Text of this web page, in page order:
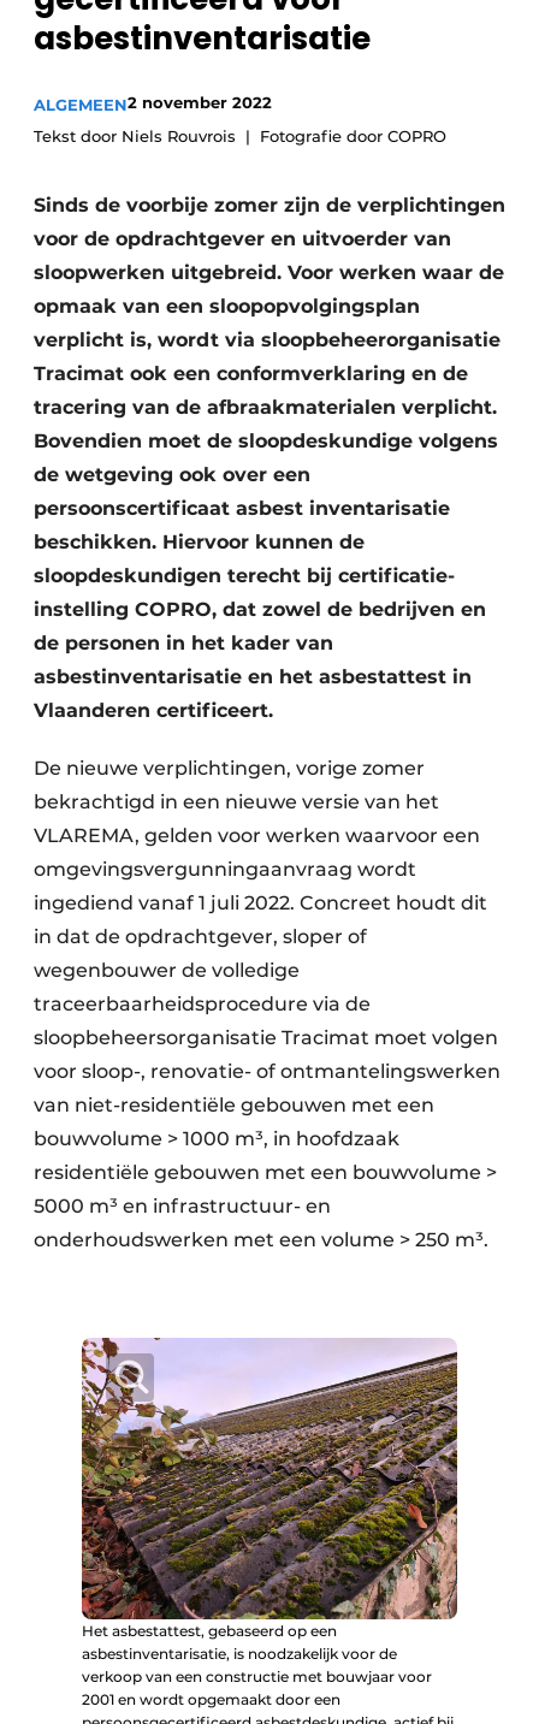
Vacatures
asbestinventarisatie
ALGEMEEN2 november 2022
Tekst door Niels Rouvrois
Fotografie door COPRO
Sinds de voorbije zomer zijn de verplichtingen
voor de opdrachtgever en uitvoerder van
sloopwerken uitgebreid. Voor werken waar de
opmaak van een sloopopvolgingsplan
verplicht is, wordt via sloopbeheerorganisatie
Tracimat ook een conformverklaring en de
tracering van de afbraakmaterialen verplicht.
Bovendien moet de sloopdeskundige volgens
de wetgeving ook over een
persoonscertificaat asbest inventarisatie
beschikken. Hiervoor kunnen de
sloopdeskundigen terecht bij certificatie-
instelling COPRO, dat zowel de bedrijven en
de personen in het kader van
asbestinventarisatie en het asbestattest in
Vlaanderen certificeert.
De nieuwe verplichtingen, vorige zomer
bekrachtigd in een nieuwe versie van het
VLAREMA, gelden voor werken waarvoor een
omgevingsvergunningaanvraag wordt
ingediend vanaf 1 juli 2022. Concreet houdt dit
in dat de opdrachtgever, sloper of
wegenbouwer de volledige
traceerbaarheidsprocedure via de
sloopbeheersorganisatie Tracimat moet volgen
voor sloop-, renovatie- of ontmantelingswerken
van niet-residentiële gebouwen met een
bouwvolume > 1000 m³, in hoofdzaak
residentiële gebouwen met een bouwvolume >
5000 m³ en infrastructuur- en
onderhoudswerken met een volume > 250 m³.
Het asbestattest, gebaseerd op een
asbestinventarisatie, is noodzakelijk voor de
verkoop van een constructie met bouwjaar voor
2001 en wordt opgemaakt door een